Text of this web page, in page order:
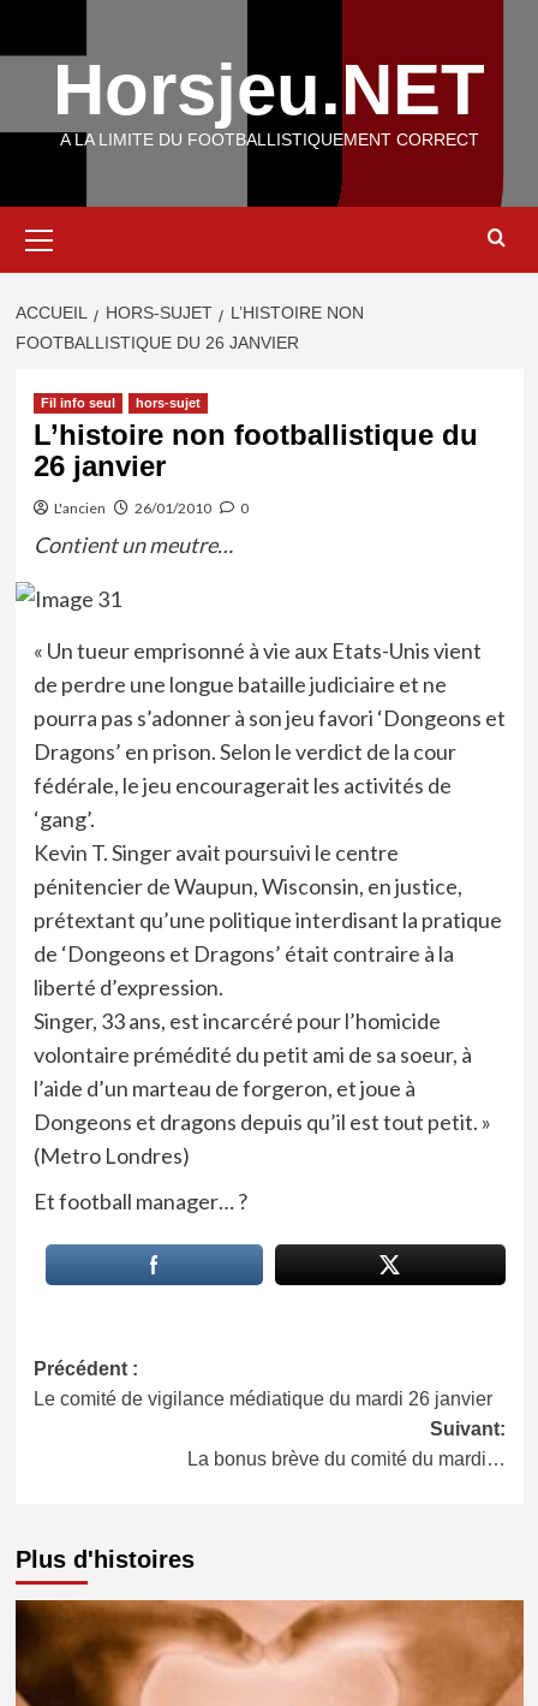
Horsjeu.NET
A LA LIMITE DU FOOTBALLISTIQUEMENT CORRECT
principal
ACCUEIL HORS-SUJET
L’HISTOIRE NON
FOOTBALLISTIQUE DU 26 JANVIER
Fil info seul hors-sujet
L’histoire non footballistique du
26 janvier
L'ancien 26/01/2010 0
Contient un meutre…
« Un tueur emprisonné à vie aux Etats-Unis vient
de perdre une longue bataille judiciaire et ne
pourra pas s’adonner à son jeu favori ‘Dongeons et
Dragons’ en prison. Selon le verdict de la cour
fédérale, le jeu encouragerait les activités de
‘gang’.
Kevin T. Singer avait poursuivi le centre
pénitencier de Waupun, Wisconsin, en justice,
prétextant qu’une politique interdisant la pratique
de ‘Dongeons et Dragons’ était contraire à la
liberté d’expression.
Singer, 33 ans, est incarcéré pour l’homicide
volontaire prémédité du petit ami de sa soeur, à
l’aide d’un marteau de forgeron, et joue à
Dongeons et dragons depuis qu’il est tout petit. »
(Metro Londres)
Et football manager… ?
Navigation
d’article
Précédent :
Le comité de vigilance médiatique du mardi 26 janvier
Suivant:
La bonus brève du comité du mardi…
Plus d'histoires